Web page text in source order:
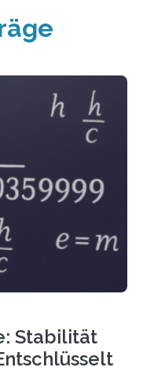
Stabilität